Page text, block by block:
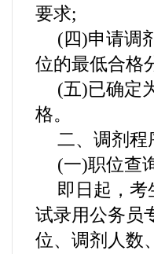
要求;
(四)申请调
位的最低合格
(五)已确定
格。
二、调剂程
(一)职位查
即日起，考
试录用公务员
位、调剂人数